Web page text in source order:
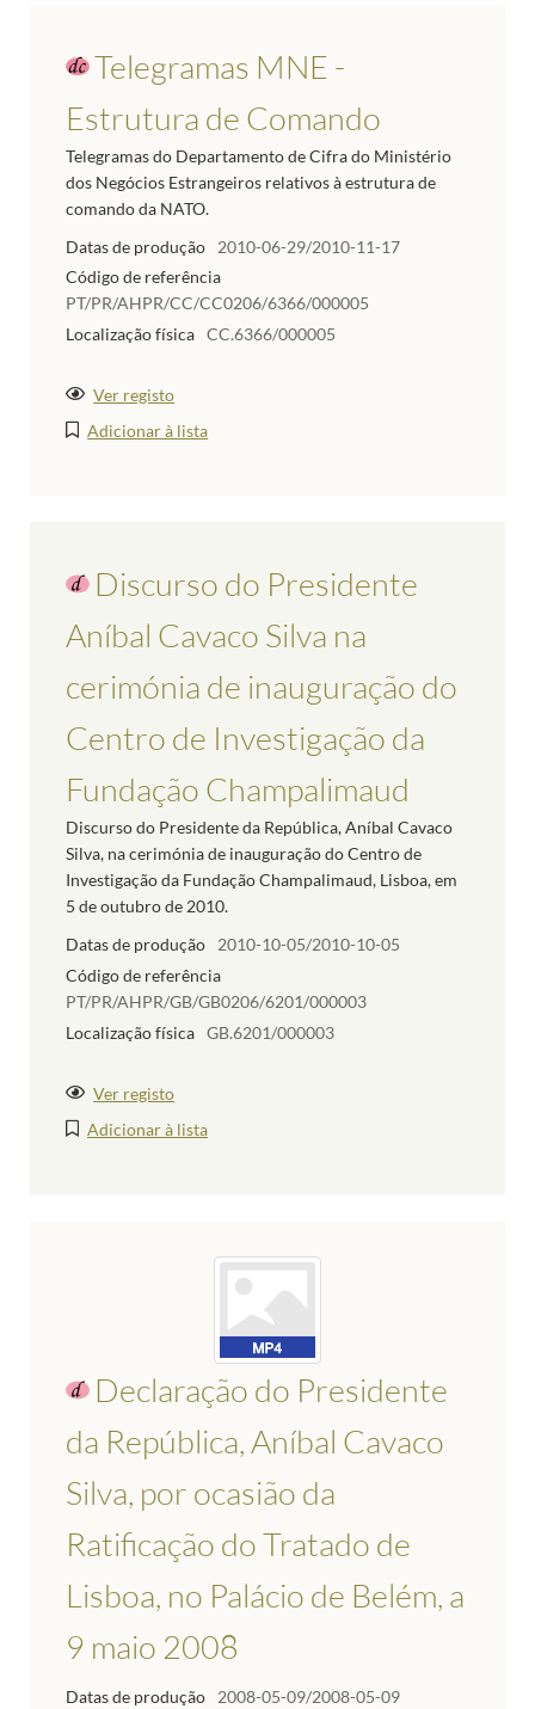
Telegramas MNE -
Estrutura de Comando
Telegramas do Departamento de Cifra do Ministério
dos Negócios Estrangeiros relativos à estrutura de
comando da NATO.
Datas de produção
2010-06-29/2010-11-17
Código de referência
PT/PR/AHPR/CC/CC0206/6366/000005
Localização física CC.6366/000005
Ver registo
Adicionar à lista
Discurso do Presidente
Aníbal Cavaco Silva na
cerimónia de inauguração do
Centro de Investigação da
Fundação Champalimaud
Discurso do Presidente da República, Aníbal Cavaco
Silva, na cerimónia de inauguração do Centro de
Investigação da Fundação Champalimaud, Lisboa, em
5 de outubro de 2010.
Datas de produção
2010-10-05/2010-10-05
Código de referência
PT/PR/AHPR/GB/GB0206/6201/000003
Localização física GB.6201/000003
Ver registo
Adicionar à lista
Declaração do Presidente
da República, Aníbal Cavaco
Silva, por ocasião da
Ratificação do Tratado de
Lisboa, no Palácio de Belém, a
9 maio 2008
Datas de produção
2008-05-09/2008-05-09